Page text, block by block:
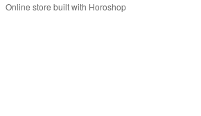
Online store built with Horoshop